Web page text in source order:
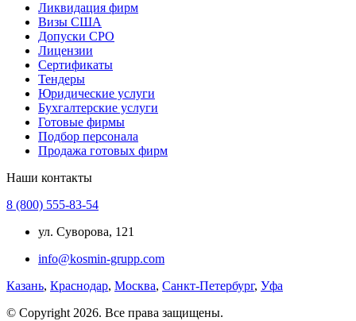
Ликвидация фирм
Визы США
Допуски СРО
Лицензии
Сертификаты
Тендеры
Юридические услуги
Бухгалтерские услуги
Готовые фирмы
Подбор персонала
Продажа готовых фирм
Наши контакты
8 (800) 555-83-54
ул. Суворова, 121
info@kosmin-grupp.com
Казань, Краснодар, Москва, Санкт-Петербург, Уфа
© Copyright 2026. Все права защищены.